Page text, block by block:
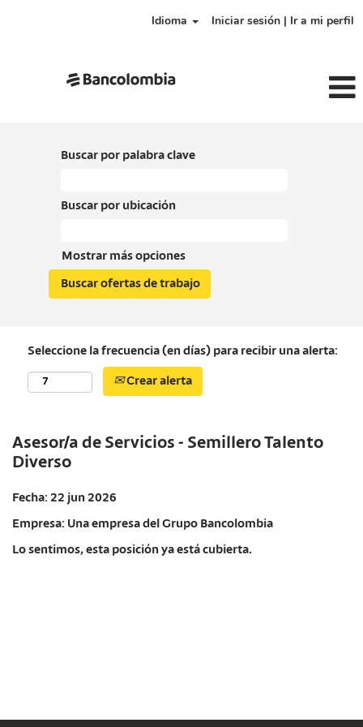
Idioma Iniciar sesión | Ir a mi perfil
Buscar por palabra clave
Buscar por ubicación
Mostrar más opciones
Seleccione la frecuencia (en días) para recibir una alerta:
Crear alerta
Asesor/a de Servicios - Semillero Talento
Diverso
Fecha: 22 jun 2026
Empresa: Una empresa del Grupo Bancolombia
Lo sentimos, esta posición ya está cubierta.